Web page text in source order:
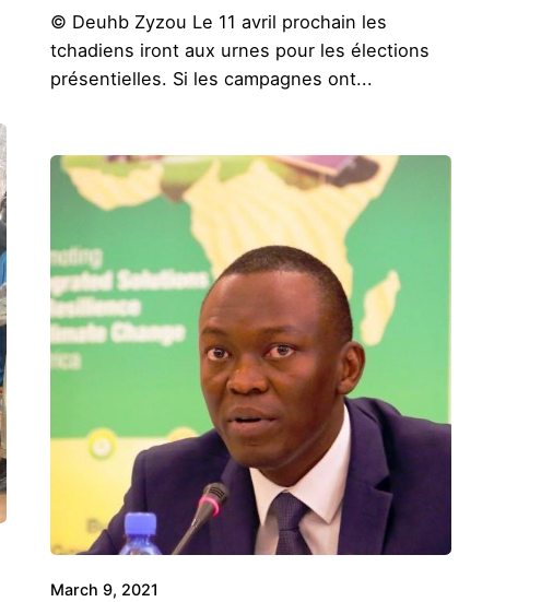
© Deuhb Zyzou Le 11 avril prochain les
tchadiens iront aux urnes pour les élections
présentielles. Si les campagnes ont...
March 9, 2021